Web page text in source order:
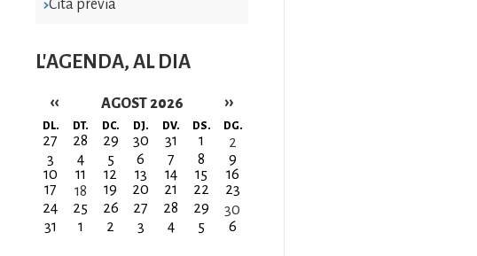
Cita prèvia
L'AGENDA, AL DIA
AGOST 2026
Paginació
‹‹ ››
DL. DT. DC. DJ. DV. DS. DG.
27 28 29 30 31 1
2
3
4 5 6 7 8
9
10
11 12 13 14 15
16
17
18 19 20 21 22
23
24
25 26 27 28 29
30
31
1 2 3 4 5 6